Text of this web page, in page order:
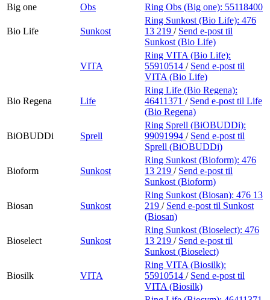
Big one
Obs Ring Obs (Big one): 55118400
Bio Life Sunkost
Ring Sunkost (Bio Life): 476
13 219 / Send e-post til
Sunkost (Bio Life)
VITA
Ring VITA (Bio Life):
55910514 / Send e-post til
VITA (Bio Life)
Bio Regena Life
Ring Life (Bio Regena):
46411371 / Send e-post til Life
(Bio Regena)
BiOBUDDi Sprell
Ring Sprell (BiOBUDDi):
99091994 / Send e-post til
Sprell (BiOBUDDi)
Bioform Sunkost
Ring Sunkost (Bioform): 476
13 219 / Send e-post til
Sunkost (Bioform)
Biosan Sunkost
Ring Sunkost (Biosan): 476 13
219 / Send e-post til Sunkost
(Biosan)
Bioselect Sunkost
Ring Sunkost (Bioselect): 476
13 219 / Send e-post til
Sunkost (Bioselect)
Biosilk VITA
Ring VITA (Biosilk):
55910514 / Send e-post til
VITA (Biosilk)